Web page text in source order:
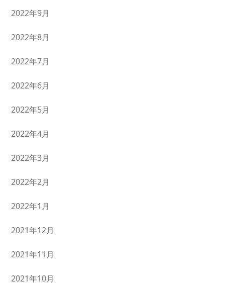
2022年9月
2022年8月
2022年7月
2022年6月
2022年5月
2022年4月
2022年3月
2022年2月
2022年1月
2021年12月
2021年11月
2021年10月